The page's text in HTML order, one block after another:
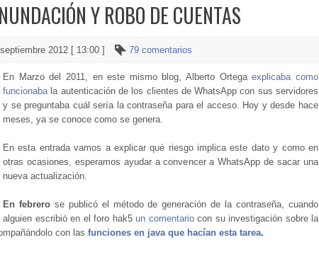
Y ROBO DE CUENTAS
2012 [ 13:00 ] 79 comentarios
En Marzo del 2011, en este mismo blog, Alberto Ortegaexplicaba como
funcionabala autenticación de los clientes de WhatsApp con sus servidores
y se preguntaba cuál sería la contraseña para el acceso. Hoy y desde hace
meses, ya se conoce como se genera.
En esta entrada vamos a explicar qué riesgo implica este dato y como en
otras ocasiones, esperamos ayudar a convencer a WhatsApp de sacar una
nueva actualización.
En febrerose publicó el método de generación de la contraseña, cuando
alguien escribió en el foro hak5 un comentariocon su investigación sobre la
con las funciones en java que hacían esta tarea.